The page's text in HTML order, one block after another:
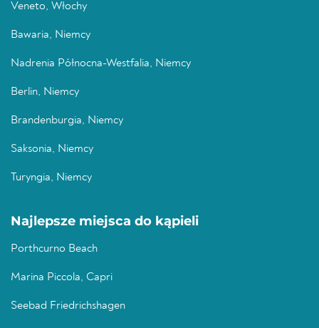
Veneto, Włochy
Bawaria, Niemcy
Nadrenia Północna-Westfalia, Niemcy
Berlin, Niemcy
Brandenburgia, Niemcy
Saksonia, Niemcy
Turyngia, Niemcy
Najlepsze miejsca do kąpieli
Porthcurno Beach
Marina Piccola, Capri
Seebad Friedrichshagen